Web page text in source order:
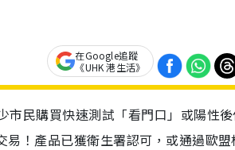
在Google追蹤
《UHK 港生活》
民購買快速測試「看門口」或陽性
！產品已獲衛生署認可，或通過歐盟